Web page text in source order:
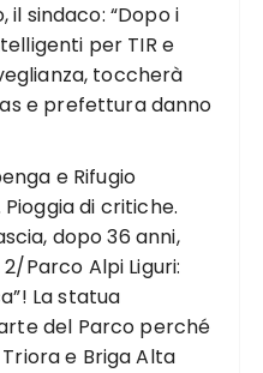
il sindaco: “Dopo i
per TIR e
toccherà
e prefettura danno
e Rifugio
Pioggia di critiche.
dopo 36 anni,
Parco Alpi Liguri:
La statua
del Parco perché
e Briga Alta